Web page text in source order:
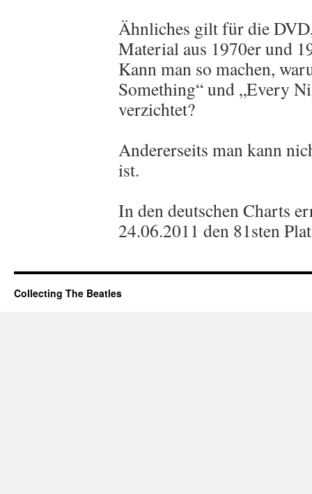
Ähnliches gilt für die
Material aus 1970er und
Kann man so machen,
Something“ und „Every
verzichtet?
Andererseits man kann
ist.
In den deutschen Charts
24.06.2011 den 81sten
Collecting The Beatles